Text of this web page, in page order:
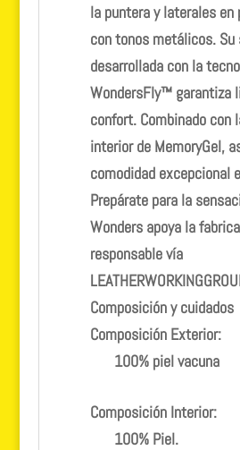
la puntera y laterales
con tonos metálicos. Su
desarrollada con la
WondersFly™ garantiza
confort. Combinado con
interior de MemoryGel,
comodidad excepcional
Prepárate para la
Wonders apoya la
responsable vía
Composición y cuidados
Composición Exterior:
100% piel vacuna
Composición Interior:
100% Piel.